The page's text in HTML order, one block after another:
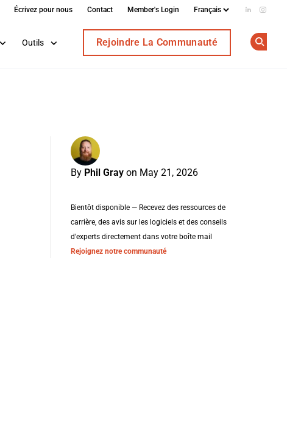
Écrivez pour nous Contact Member's Login Add us
Outils Rejoindre La Communauté
By Phil Gray on May 21, 2026
Bientôt disponible — Recevez des ressources de
carrière, des avis sur les logiciels et des conseils
d'experts directement dans votre boîte mail
Rejoignez notre communauté